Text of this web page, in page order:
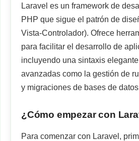
Laravel es un framework de
PHP que sigue el patrón de
Vista-Controlador). Ofrece
para facilitar el desarrollo de
incluyendo una sintaxis
avanzadas como la gestión de
y migraciones de bases de
¿Cómo empezar con
Para comenzar con Laravel,